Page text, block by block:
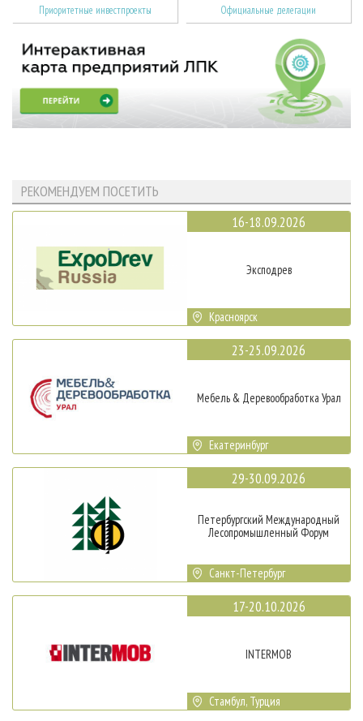
Приоритетные инвестпроекты Официальные делегации
РЕКОМЕНДУЕМ ПОСЕТИТЬ
16-18.09.2026
Эксподрев
Красноярск
23-25.09.2026
Мебель & Деревообработка Урал
Екатеринбург
29-30.09.2026
Петербургский Международный
Лесопромышленный Форум
Санкт-Петербург
17-20.10.2026
INTERMOB
Стамбул, Турция